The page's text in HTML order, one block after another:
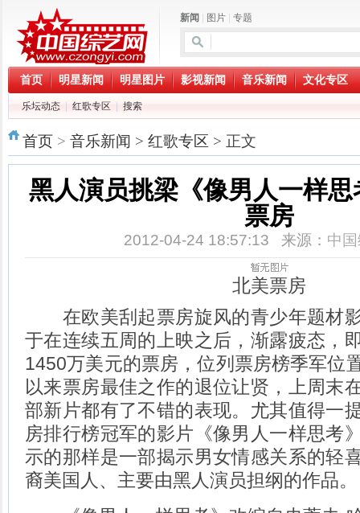
新闻 图片 专题
首页 明星新闻 明星图片 影视新闻 音乐新闻 文化专区
乐坛动态 红歌专区 搜索
首页 > 音乐新闻 > 红歌专区 > 正文
黑人演员挑梁《像男人一样
票房
2012-04-24 18:57:13 来源： 中
北美票房
在欧美刮起票房旋风的青少年题材
于在连续五周的上映之后，渐露疲态，
1450万美元的票房，位列票房榜季军位
以来票房最佳之作的退位让贤，上周末
部新片都有了不错的表现。尤其值得一
房排行榜冠军的影片《像男人一样思考
示的那样是一部揭示男女情感关系的轻
裔美国人、主要由黑人演员担纲的作品。